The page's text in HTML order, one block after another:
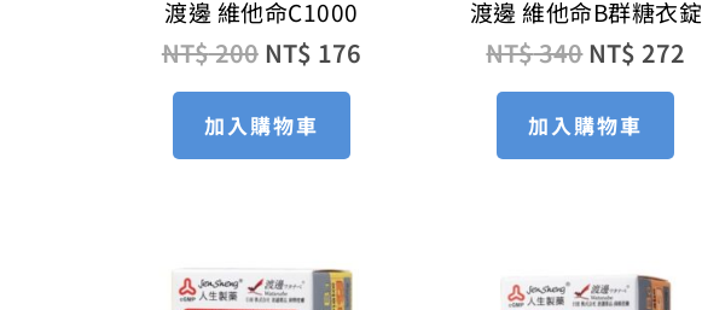
渡邊 維他命C1000
NT$200 NT$ 176
加入購物車
渡邊 維他命B群糖衣錠
NT$340 NT$ 272
加入購物車
始
始